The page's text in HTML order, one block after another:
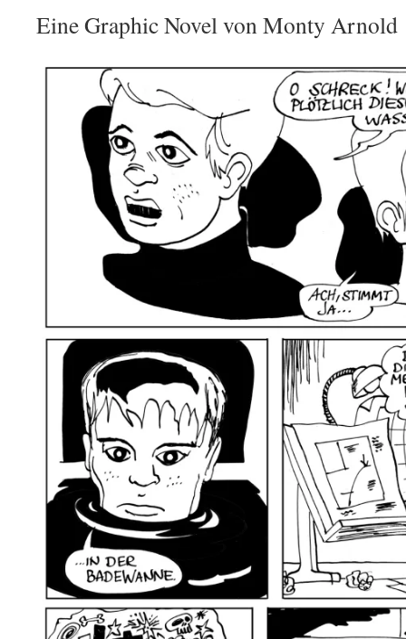
Eine Graphic Novel von Monty Arnold